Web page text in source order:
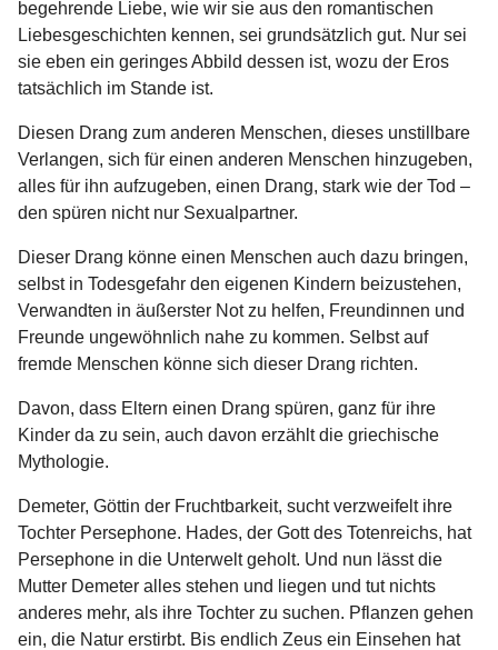
begehrende Liebe, wie wir sie aus den romantischen
Liebesgeschichten kennen, sei grundsätzlich gut. Nur sei
sie eben ein geringes Abbild dessen ist, wozu der Eros
tatsächlich im Stande ist.
Diesen Drang zum anderen Menschen, dieses unstillbare
Verlangen, sich für einen anderen Menschen hinzugeben,
alles für ihn aufzugeben, einen Drang, stark wie der Tod –
den spüren nicht nur Sexualpartner.
Dieser Drang könne einen Menschen auch dazu bringen,
selbst in Todesgefahr den eigenen Kindern beizustehen,
Verwandten in äußerster Not zu helfen, Freundinnen und
Freunde ungewöhnlich nahe zu kommen. Selbst auf
fremde Menschen könne sich dieser Drang richten.
Davon, dass Eltern einen Drang spüren, ganz für ihre
Kinder da zu sein, auch davon erzählt die griechische
Mythologie.
Demeter, Göttin der Fruchtbarkeit, sucht verzweifelt ihre
Tochter Persephone. Hades, der Gott des Totenreichs, hat
Persephone in die Unterwelt geholt. Und nun lässt die
Mutter Demeter alles stehen und liegen und tut nichts
anderes mehr, als ihre Tochter zu suchen. Pflanzen gehen
ein, die Natur erstirbt. Bis endlich Zeus ein Einsehen hat